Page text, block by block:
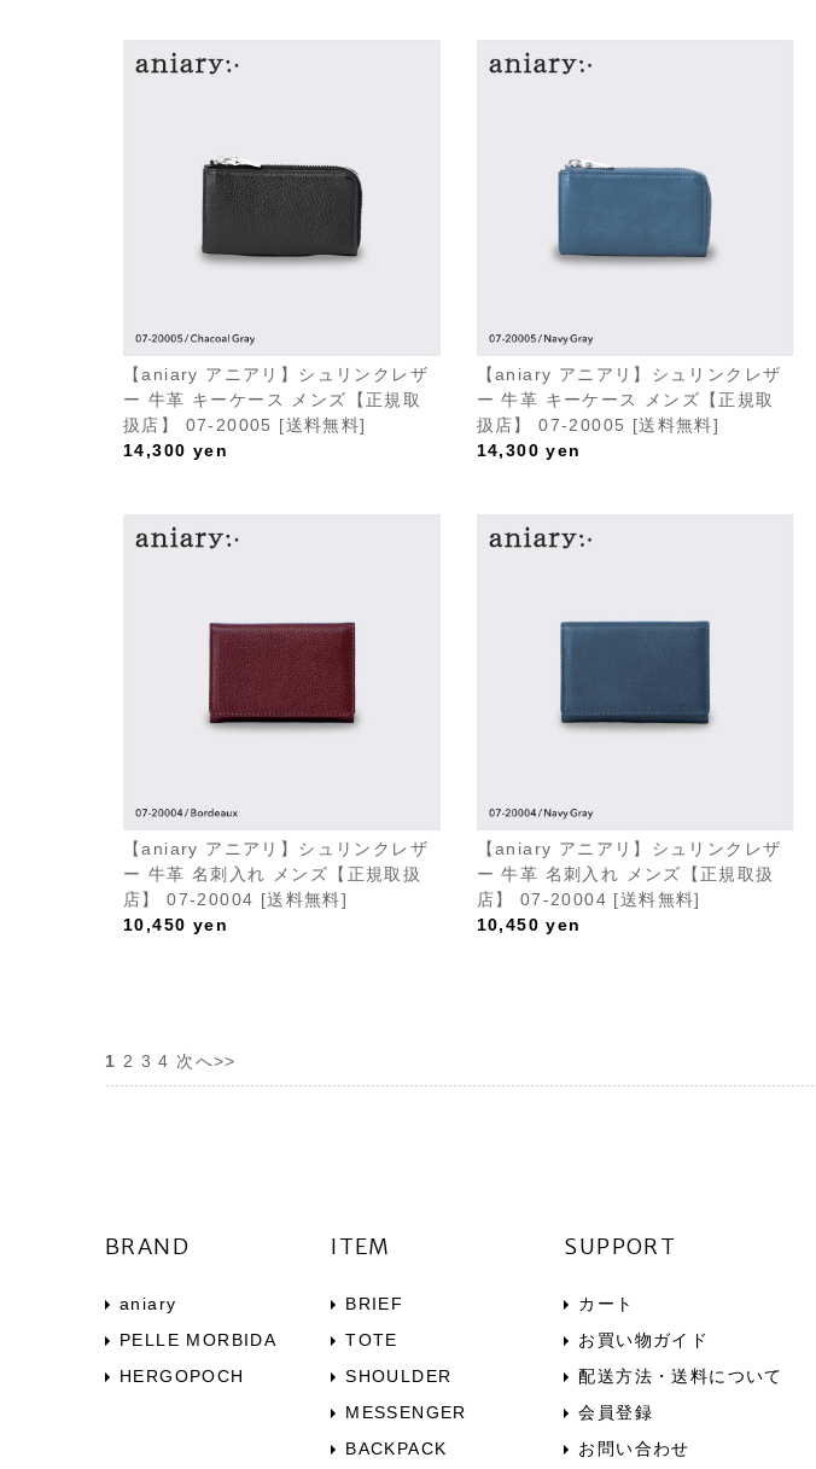
【aniary アニアリ】シュリンクレザ
ー 牛革 キーケース メンズ【正規取
扱店】 07-20005 [送料無料]
14,300 yen
【aniary アニアリ】シュリンクレザ
ー 牛革 キーケース メンズ【正規取
扱店】 07-20005 [送料無料]
14,300 yen
【aniary アニアリ】シュリンクレザ
ー 牛革 名刺入れ メンズ【正規取扱
店】 07-20004 [送料無料]
10,450 yen
【aniary アニアリ】シュリンクレザ
ー 牛革 名刺入れ メンズ【正規取扱
店】 07-20004 [送料無料]
10,450 yen
1 2 3 4 次へ>>
BRAND
aniary
PELLE MORBIDA
HERGOPOCH
ITEM
BRIEF
TOTE
SHOULDER
MESSENGER
BACKPACK
SUPPORT
カート
お買い物ガイド
配送方法・送料について
会員登録
お問い合わせ